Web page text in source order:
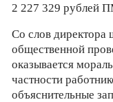
2 227 329 рублей
Со слов директора
общественной
оказывается
частности
объяснительные